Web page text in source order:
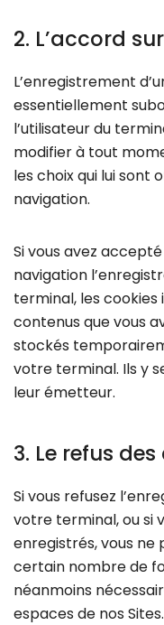
2. L’accord
L’enregistrement
essentiellement
l’utilisateur du
modifier à tout
les choix qui lui sont
navigation.
Si vous avez
navigation
terminal, les
contenus que vous
stockés
votre terminal. Ils y
leur émetteur.
3. Le refus
Si vous refusez
votre terminal, ou si
enregistrés, vous ne
certain nombre de
néanmoins
espaces de nos